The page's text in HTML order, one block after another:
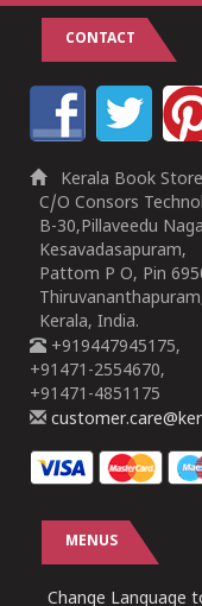
CONTACT
Kerala Book
C/O Consors
B-30,Pillaveedu
Kesavadasapuram,
Pattom P O, Pin
Kerala, India.
+919447945175,
+91471-2554670,
+91471-4851175
MENUS
Change Language